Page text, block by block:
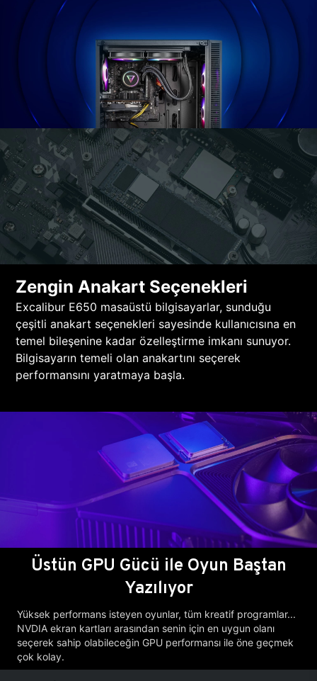
Zengin Anakart Seçenekleri
Excalibur E650 masaüstü bilgisayarlar, sunduğu
çeşitli anakart seçenekleri sayesinde kullanıcısına en
temel bileşenine kadar özelleştirme imkanı sunuyor.
Bilgisayarın temeli olan anakartını seçerek
performansını yaratmaya başla.
Üstün GPU Gücü ile Oyun Baştan
Yazılıyor
Yüksek performans isteyen oyunlar, tüm kreatif programlar...
NVDIA ekran kartları arasından senin için en uygun olanı
seçerek sahip olabileceğin GPU performansı ile öne geçmek
çok kolay.